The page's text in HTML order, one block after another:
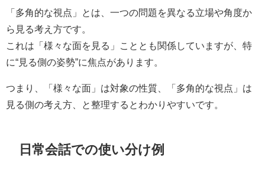
「多角的な視点」とは、一つの問題を異なる立場や角度か
ら見る考え方です。
これは「様々な面を見る」こととも関係していますが、特
に“見る側の姿勢”に焦点があります。
つまり、「様々な面」は対象の性質、「多角的な視点」は
見る側の考え方、と整理するとわかりやすいです。
日常会話での使い分け例